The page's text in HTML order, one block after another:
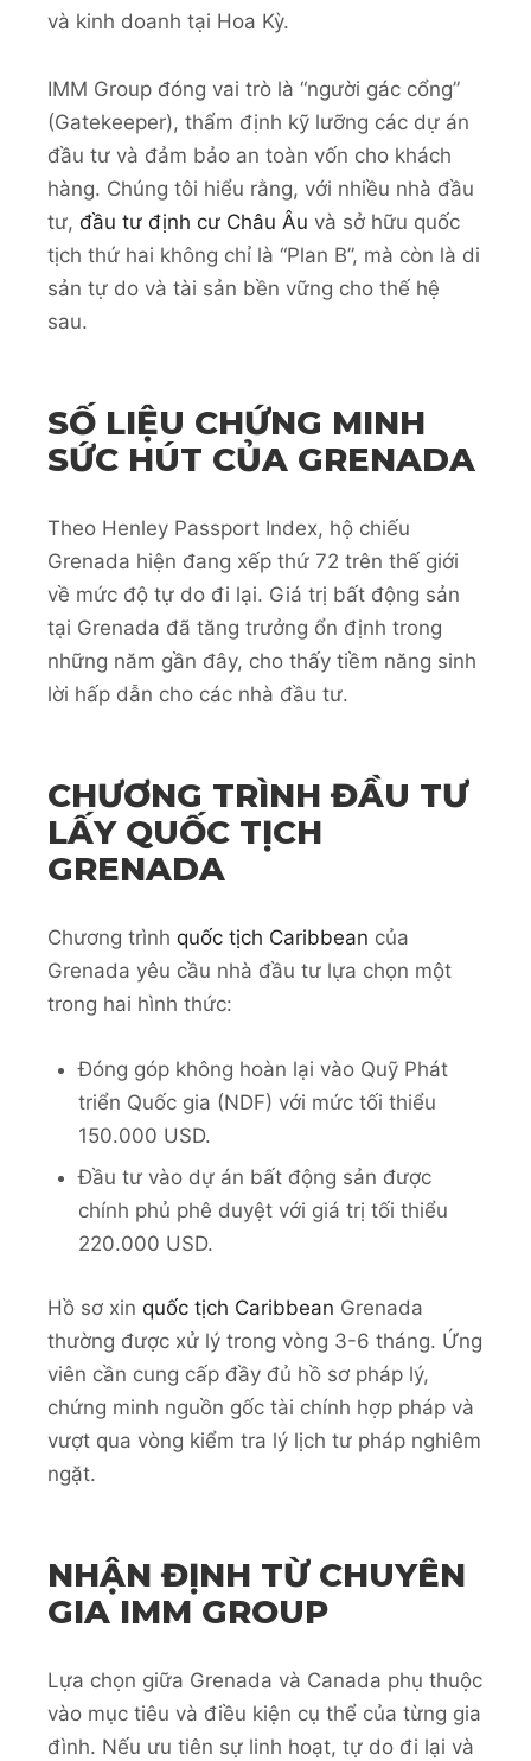
và kinh doanh tại Hoa Kỳ.
IMM Group đóng vai trò là “người gác cổng”
(Gatekeeper), thẩm định kỹ lưỡng các dự án
đầu tư và đảm bảo an toàn vốn cho khách
hàng. Chúng tôi hiểu rằng, với nhiều nhà đầu
tư, đầu tư định cư Châu Âu và sở hữu quốc
tịch thứ hai không chỉ là “Plan B”, mà còn là di
sản tự do và tài sản bền vững cho thế hệ
sau.
SỐ LIỆU CHỨNG MINH
SỨC HÚT CỦA GRENADA
Theo Henley Passport Index, hộ chiếu
Grenada hiện đang xếp thứ 72 trên thế giới
về mức độ tự do đi lại. Giá trị bất động sản
tại Grenada đã tăng trưởng ổn định trong
những năm gần đây, cho thấy tiềm năng sinh
lời hấp dẫn cho các nhà đầu tư.
CHƯƠNG TRÌNH ĐẦU TƯ
LẤY QUỐC TỊCH
GRENADA
Chương trình quốc tịch Caribbean của
Grenada yêu cầu nhà đầu tư lựa chọn một
trong hai hình thức:
Đóng góp không hoàn lại vào Quỹ Phát
triển Quốc gia (NDF) với mức tối thiểu
150.000 USD.
Đầu tư vào dự án bất động sản được
chính phủ phê duyệt với giá trị tối thiểu
220.000 USD.
Hồ sơ xin quốc tịch Caribbean Grenada
thường được xử lý trong vòng 3-6 tháng. Ứng
viên cần cung cấp đầy đủ hồ sơ pháp lý,
chứng minh nguồn gốc tài chính hợp pháp và
vượt qua vòng kiểm tra lý lịch tư pháp nghiêm
ngặt.
NHẬN ĐỊNH TỪ CHUYÊN
GIA IMM GROUP
Lựa chọn giữa Grenada và Canada phụ thuộc
vào mục tiêu và điều kiện cụ thể của từng gia
đình. Nếu ưu tiên sự linh hoạt, tự do đi lại và